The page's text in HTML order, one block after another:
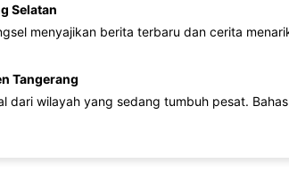
Selatan
menyajikan berita terbaru dan cerita
Tangerang
dari wilayah yang sedang tumbuh pesat.